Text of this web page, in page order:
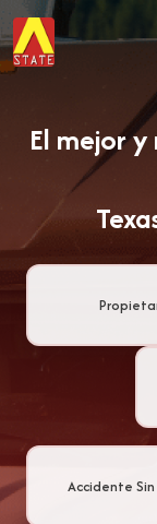
El mejor
Accidente